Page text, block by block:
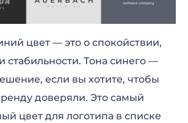
цвет — это о спокойствии,
стабильности. Тона синего —
если вы хотите, чтобы
доверяли. Это самый
цвет для логотипа в списке